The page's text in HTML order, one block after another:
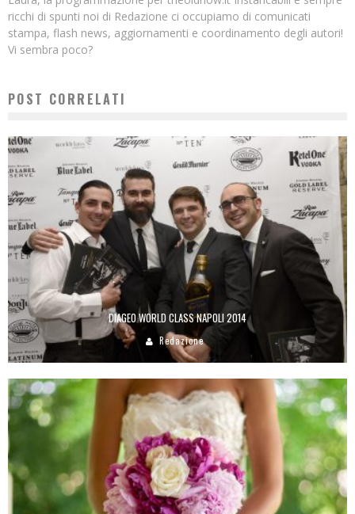
ricchi di spunti noi di Redazione ci occupiamo di comunicati
stampa, flash news, aggiornamenti e coordinamento degli autori!
Vi sembra poco?
POST CORRELATI
DIAGEO WORLD CLASS NAPOLI 2014
Redazione